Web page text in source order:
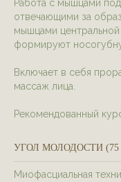
Работа с мышцами
отвечающими за
мышцами центральной
формируют
Включает в себя
массаж лица.
Рекомендованный
УГОЛ МОЛОДОСТИ
Миофасциальная